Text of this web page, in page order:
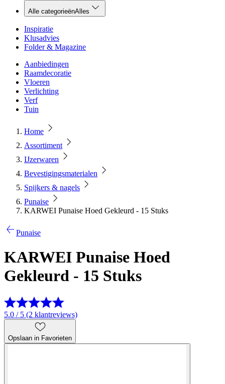
Alle categorieënAlles
Inspiratie
Klusadvies
Folder & Magazine
Aanbiedingen
Raamdecoratie
Vloeren
Verlichting
Verf
Tuin
Home
Assortiment
IJzerwaren
Bevestigingsmaterialen
Spijkers & nagels
Punaise
KARWEI Punaise Hoed Gekleurd - 15 Stuks
Punaise
KARWEI Punaise Hoed
Gekleurd - 15 Stuks
5.0 / 5 (2 klantreviews)
Opslaan in Favorieten